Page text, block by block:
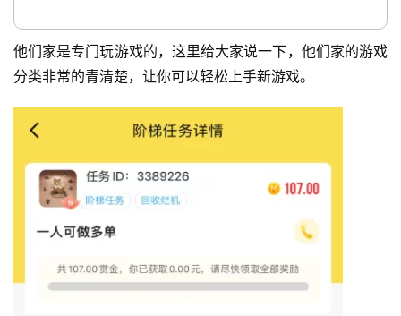
他们家是专门玩游戏的，这里给大家说一下，他们家的游戏
分类非常的青清楚，让你可以轻松上手新游戏。